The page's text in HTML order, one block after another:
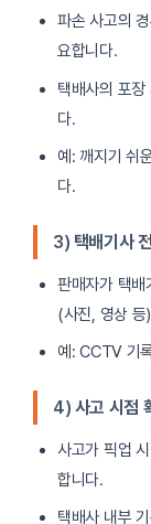
파손 사고의
요합니다.
택배사의 포장
다.
예: 깨지기 쉬
다.
3) 택배기사
판매자가 택배
(사진, 영상 등
예: CCTV 기
4) 사고 시점
사고가 픽업
합니다.
택배사 내부